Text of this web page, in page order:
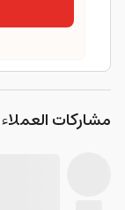
مشاركات العملاء